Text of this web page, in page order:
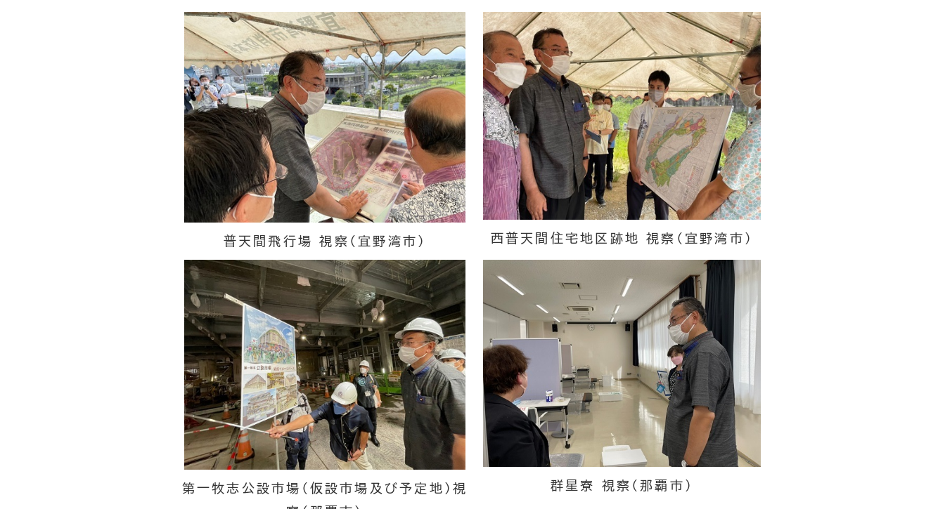
普天間飛行場 視察（宜野湾市） 西普天間住宅地区跡地 視察（宜野湾市）
第一牧志公設市場（仮設市場及び予定地）視
群星寮 視察（那覇市）